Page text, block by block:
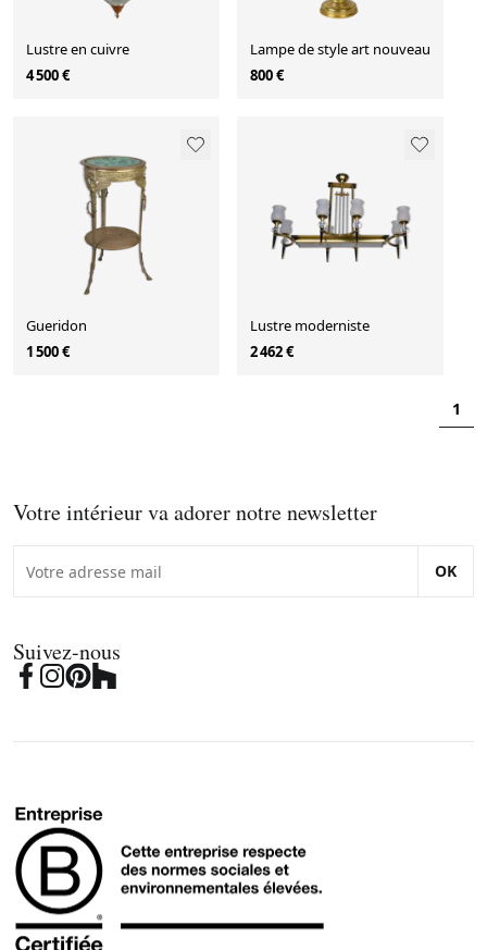
Lustre en cuivre
4 500 €
Lampe de style art nouveau
800 €
Gueridon
1 500 €
Lustre moderniste
2 462 €
1
Votre intérieur va adorer notre newsletter
OK
Suivez-nous